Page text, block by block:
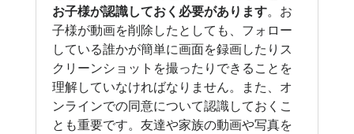
お子様が認識しておく必要があります。お
子様が動画を削除したとしても、フォロー
している誰かが簡単に画面を録画したりス
クリーンショットを撮ったりできることを
理解していなければなりません。また、オ
ンラインでの同意について認識しておくこ
とも重要です。友達や家族の動画や写真を